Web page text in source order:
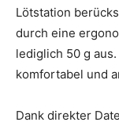
Lötstation
durch eine
lediglich 50 g
komfortabel und
Dank direkter